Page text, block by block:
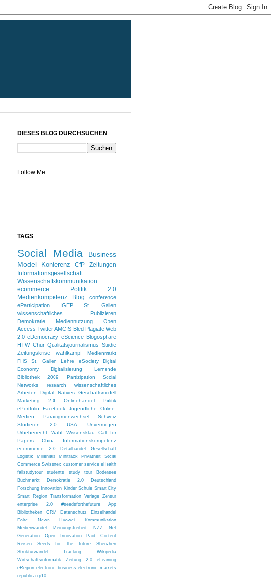
DIESES BLOG DURCHSUCHEN
Follow Me
TAGS
Social Media
Business
Model
Konferenz CfP
Zeitungen
Informationsgesellschaft
Wissenschaftskommunikation
ecommerce
Politik 2.0
Medienkompetenz Blog
conference
eParticipation
IGEP
St. Gallen
wissenschaftliches Publizieren
Demokratie
Mediennutzung
Open
Access Twitter AMCIS Bled Plagiate Web
2.0 eDemocracy eScience
Blogosphäre
HTW Chur Qualitätsjournalismus Studie
Zeitungskrise
wahlkampf
Medienmarkt
FHS St. Gallen
Lehre eSociety
Digital
Economy
Digitalisierung
Lernende
Bibliothek 2009
Partizipation
Social
Networks
research
wissenschaftliches
Arbeiten
Digital Natives
Geschäftsmodell
Marketing 2.0
Onlinehandel
Politik
ePortfolio
Facebook Jugendliche
Online-
Medien
Paradigmenwechsel
Schweiz
Studieren 2.0
USA
Unvermögen
Urheberrecht
Wahl Wissensklau
Call for
Papers
China
Informationskompetenz
ecommerce 2.0
Detailhandel
Gesellschaft
Logistik
Millenials Minitrack Privatheit
Social
Commerce Swissnex customer service eHealth
fallstudytour
students study tour
Bodensee
Buchmarkt
Demokratie 2.0
Deutschland
Forschung Innovation Kinder Schule Smart City
Smart Region Transformation Verlage Zensur
enterprise 2.0
#seedsforthefuture
App
Bibliotheken
CRM Datenschutz
Einzelhandel
Fake News
Huawei
Kommunikation
Medienwandel
Meinungsfreiheit NZZ
Net
Generation
Open Innovation
Paid Content
Reisen
Seeds for the future
Shenzhen
Strukturwandel
Tracking
Wikipedia
Wirtschaftsinformatik
Zeitung 2.0
eLearning
eRegion electronic business electronic markets
republica rp10